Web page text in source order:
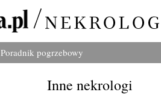
Poradnik pogrzebowy
Inne nekrologi